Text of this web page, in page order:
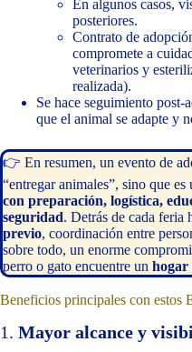
En algunos casos,
posteriores.
Contrato de
compromete a
veterinarios y
realizada).
Se hace seguimiento post-
que el animal se adapte y
👉 En resumen, un evento de
“entregar animales”, sino que es
con preparación, logística,
seguridad. Detrás de cada feria
previo, coordinación entre
sobre todo, un enorme
perro o gato encuentre un hogar
Beneficios principales con estos
1. Mayor alcance y